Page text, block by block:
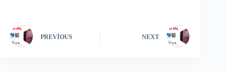
PREVIOUS NEXT